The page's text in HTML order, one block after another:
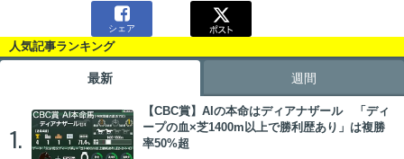

シェア
人気記事ランキング
最新 週間
1.
【CBC賞】AIの本命はディアナザール 「ディ
ープの血×芝1400m以上で勝利歴あり」は複勝
率50%超